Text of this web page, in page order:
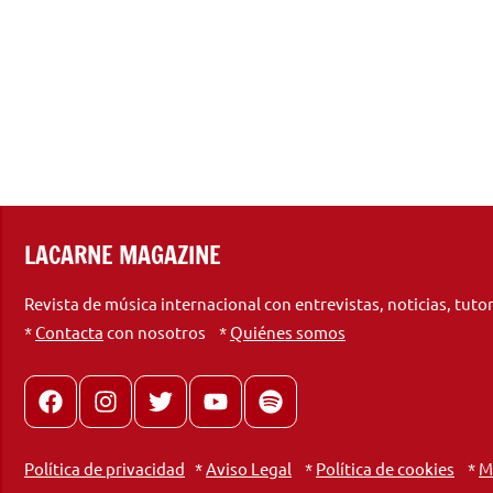
LACARNE MAGAZINE
Revista de música internacional con entrevistas, noticias,
*Contacta con nosotros *Quiénes somos
FacebookInstagram
X youtubespotify
Política de privacidad *Aviso Legal * Política de cookies *